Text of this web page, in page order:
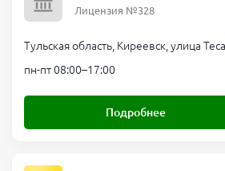
Лицензия №328
Тульская область, Киреевск, улица
пн-пт 08:00–17:00
Подробнее